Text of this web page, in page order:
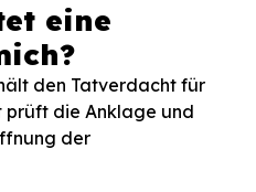
eine
den Tatverdacht für
prüft die Anklage und
der